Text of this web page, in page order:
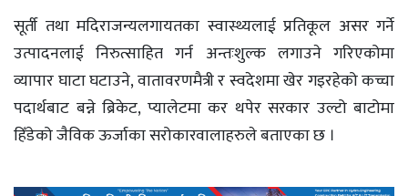
सूर्ती तथा मदिराजन्यलगायतका स्वास्थ्यलाई प्रतिकूल असर गर्ने
उत्पादनलाई निरुत्साहित गर्न अन्तःशुल्क लगाउने गरिएकोमा
व्यापार घाटा घटाउने, वातावरणमैत्री र स्वदेशमा खेर गइरहेको कच्चा
पदार्थबाट बन्ने ब्रिकेट, प्यालेटमा कर थपेर सरकार उल्टो बाटोमा
हिँडेको जैविक ऊर्जाका सरोकारवालाहरुले बताएका छ ।